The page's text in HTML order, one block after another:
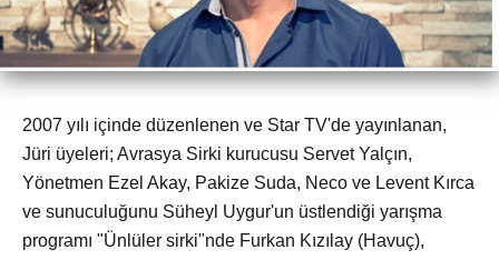
2007 yılı içinde düzenlenen ve Star TV'de yayınlanan,
Jüri üyeleri; Avrasya Sirki kurucusu Servet Yalçın,
Yönetmen Ezel Akay, Pakize Suda, Neco ve Levent Kırca
ve sunuculuğunu Süheyl Uygur'un üstlendiği yarışma
programı "Ünlüler sirki"nde Furkan Kızılay (Havuç),